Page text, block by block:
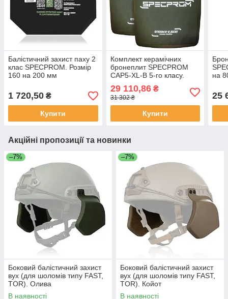
Балістичний захист паху 2
клас SPECPROM. Розмір
160 на 200 мм
1 720,50 ₴
Купити
Комплект керамічних
бронеплит SPECPROM
CAP5-XL-B 5-го класу.
Вага 3.38 кг. Розмір 27.5
на 33 см. Олива. 2 шт.
29 110,86₴
31 302 ₴
Купити
на
25
Акційні пропозиції та новинки
–7%
Боковий балістичний захист
вух (для шоломів типу FAST,
TOR). Олива
В наявності
–7%
Боковий балістичний захист
вух (для шоломів типу FAST,
TOR). Койот
В наявності